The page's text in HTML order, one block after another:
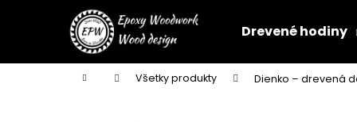
Drevené hodiny
Domov Všetky produkty Dienko – drevená
í
Späť
do
Späť
do